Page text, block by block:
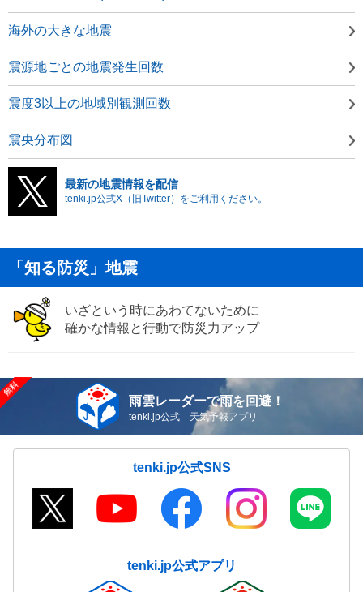
海外の大きな地震
震源地ごとの地震発生回数
震度3以上の地域別観測回数
震央分布図
最新の地震情報を配信
tenki.jp公式X（旧Twitter）をご利用ください。
「知る防災」地震
いざという時にあわてないために
確かな情報と行動で防災力アップ
雨雲レーダーで雨を回避！
tenki.jp公式 天気予報アプリ
tenki.jp公式SNS
tenki.jp公式アプリ